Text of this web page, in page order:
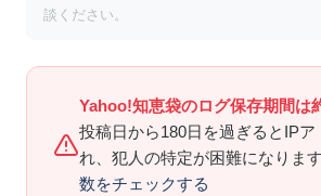
談ください。
Yahoo!知恵袋のログ保存期間は
投稿日から180日を過ぎるとIPア
れ、犯人の特定が困難になりま
数をチェックする